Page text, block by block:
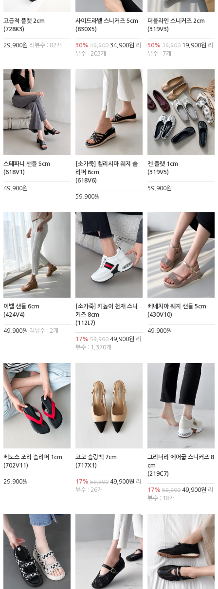
고급적 플랫 2cm
(728K3)
29,900원 리뷰수 : 82개
사이드라벨 스니커즈 5cm
(830X5)
30% 49,90034,900원 리
뷰수 : 203개
더블라인 스니커즈 2cm
(319V3)
50% 39,90019,900원 리
뷰수 : 7개
스테파니 샌들 5cm
(618V1)
49,900원
[소가죽] 벨리시마 웨지 슬
리퍼 6cm
(618V6)
59,900원
젠 플랫 1cm
(319V5)
59,900원
이벨 샌들 6cm
(424V4)
49,900원 리뷰수 : 2개
[소가죽] 키높이 천재 스니
커즈 8cm
(112L7)
17% 59,90049,900원 리
뷰수 : 1,370개
베네치아 웨지 샌들 5cm
(430V10)
49,900원
베노스 조리 슬리퍼 1cm
(702V11)
29,900원
코코 슬링백 7cm
(717X1)
17% 59,90049,900원 리
뷰수 : 26개
그리너리 에어굽 스니커즈 8
cm
(219C7)
17% 59,90049,900원 리
뷰수 : 18개